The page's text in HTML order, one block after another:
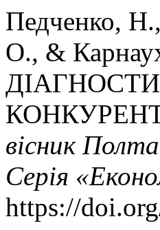
Педченко,
О., &
вісник
Серія
https://